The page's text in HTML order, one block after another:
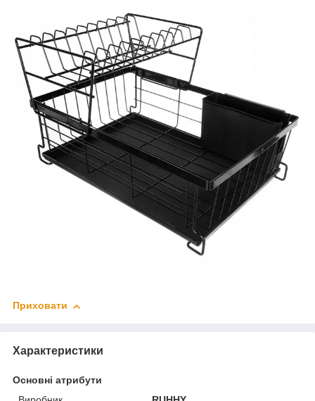
Приховати
Характеристики
Основні атрибути